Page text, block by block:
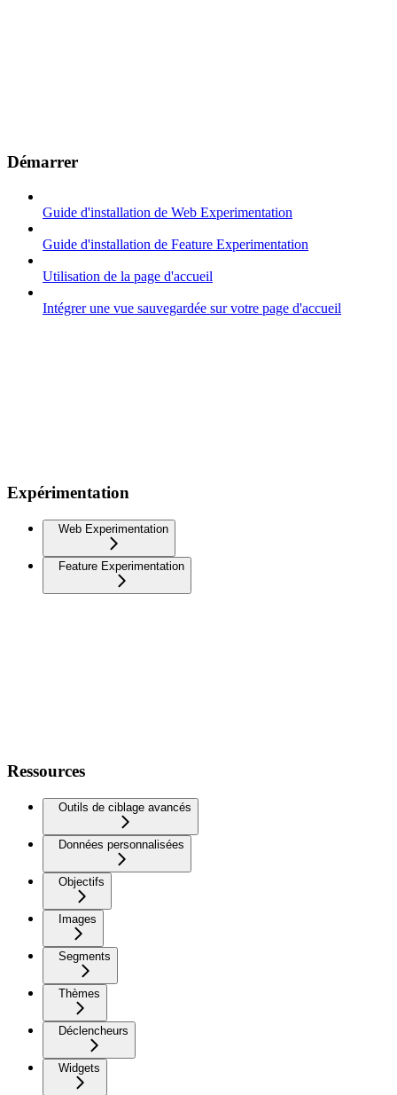
Démarrer
Guide d'installation de Web Experimentation
Guide d'installation de Feature Experimentation
Utilisation de la page d'accueil
Intégrer une vue sauvegardée sur votre page d'accueil
Expérimentation
Web Experimentation
Feature Experimentation
Ressources
Outils de ciblage avancés
Données personnalisées
Objectifs
Images
Segments
Thèmes
Déclencheurs
Widgets